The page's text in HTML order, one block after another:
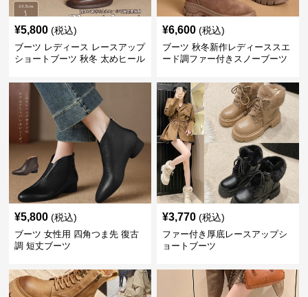
¥5,800 (税込)
ブーツ レディース レースアップ
ショートブーツ 秋冬 太めヒール
¥6,600 (税込)
ブーツ 秋冬新作レディーススエ
ード調ファー付きスノーブーツ
¥5,800 (税込)
ブーツ 女性用 四角つま先 復古
調 短丈ブーツ
¥3,770 (税込)
ファー付き厚底レースアップシ
ョートブーツ